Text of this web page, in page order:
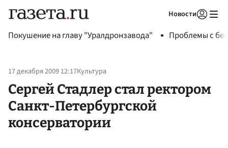
Новости
Покушение на главу "Уралдронзавода" Проблемы с
17 декабря 2009 12:17Культура
Сергей Стадлер стал ректором
Санкт-Петербургской
консерватории